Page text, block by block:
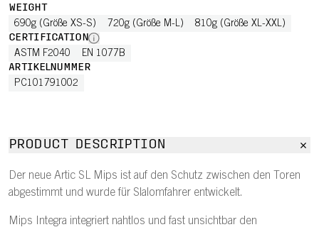
WEIGHT
690g (Größe XS-S) 720g (Größe M-L) 810g (Größe XL-XXL)
CERTIFICATION
ASTM F2040 EN 1077B
ARTIKELNUMMER
PC101791002
PRODUCT DESCRIPTION
Der neue Artic SL Mips ist auf den Schutz zwischen den Toren
abgestimmt und wurde für Slalomfahrer entwickelt.
Mips Integra integriert nahtlos und fast unsichtbar den